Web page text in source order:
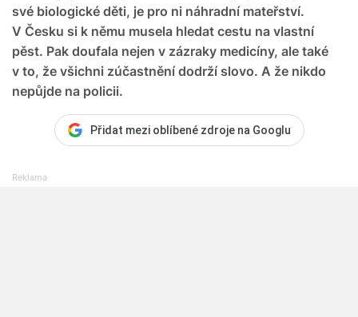
své biologické děti, je pro ni náhradní mateřství.
V Česku si k němu musela hledat cestu na vlastní
pěst. Pak doufala nejen v zázraky medicíny, ale také
v to, že všichni zúčastnění dodrží slovo. A že nikdo
nepůjde na policii.
Přidat mezi oblíbené zdroje na Googlu